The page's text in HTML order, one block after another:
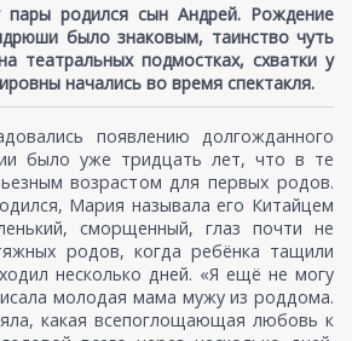
родился сын Андрей. Рождение
было знаковым, таинство чуть
театральных подмостках, схватки у
начались во время спектакля.
появлению долгожданного
было уже тридцать лет, что в те
возрастом для первых родов.
Мария называла его Китайцем
сморщенный, глаз почти не
родов, когда ребёнка тащили
несколько дней. «Я ещё не могу
молодая мама мужу из роддома.
какая всепоглощающая любовь к